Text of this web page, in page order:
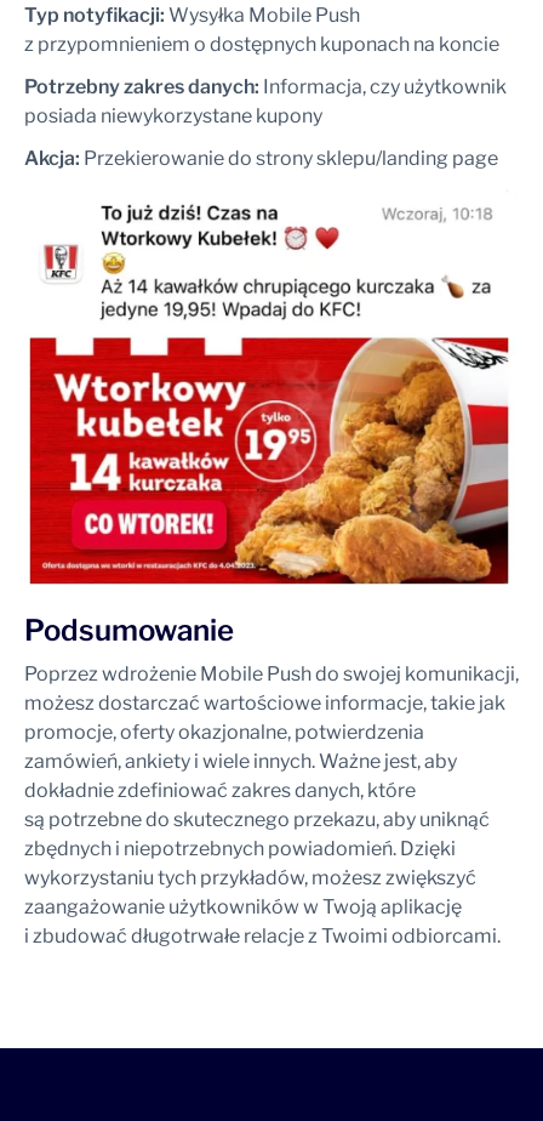
Typ notyfikacji: Wysyłka Mobile Push
z przypomnieniem o dostępnych kuponach na koncie
Potrzebny zakres danych: Informacja, czy użytkownik
posiada niewykorzystane kupony
Akcja: Przekierowanie do strony sklepu/landing page
Podsumowanie
Poprzez wdrożenie Mobile Push do swojej komunikacji,
możesz dostarczać wartościowe informacje, takie jak
promocje, oferty okazjonalne, potwierdzenia
zamówień, ankiety i wiele innych. Ważne jest, aby
dokładnie zdefiniować zakres danych, które
są potrzebne do skutecznego przekazu, aby uniknąć
zbędnych i niepotrzebnych powiadomień. Dzięki
wykorzystaniu tych przykładów, możesz zwiększyć
zaangażowanie użytkowników w Twoją aplikację
i zbudować długotrwałe relacje z Twoimi odbiorcami.